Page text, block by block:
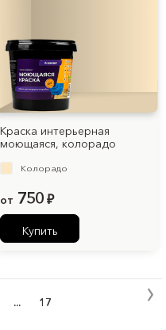
Краска интерьерная
моющаяся, колорадо
Колорадо
от 750 ₽
Купить
... 17